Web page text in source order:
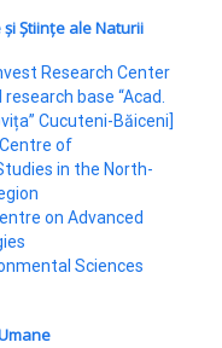
Științe ale Naturii
Research Center
base “Acad.
Cucuteni-Băiceni]
of
in the North-
on Advanced
Sciences